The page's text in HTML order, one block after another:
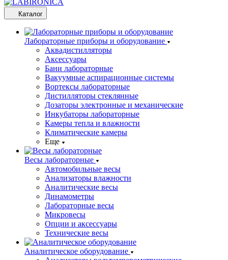
Каталог
Лабораторные приборы и оборудование
Аквадистилляторы
Аксессуары
Бани лабораторные
Вакуумные аспирационные системы
Вортексы лабораторные
Дистилляторы стеклянные
Дозаторы электронные и механические
Инкубаторы лабораторные
Камеры тепла и влажности
Климатические камеры
Еще
Весы лабораторные
Автомобильные весы
Анализаторы влажности
Аналитические весы
Динамометры
Лабораторные весы
Микровесы
Опции и аксессуары
Технические весы
Аналитическое оборудование